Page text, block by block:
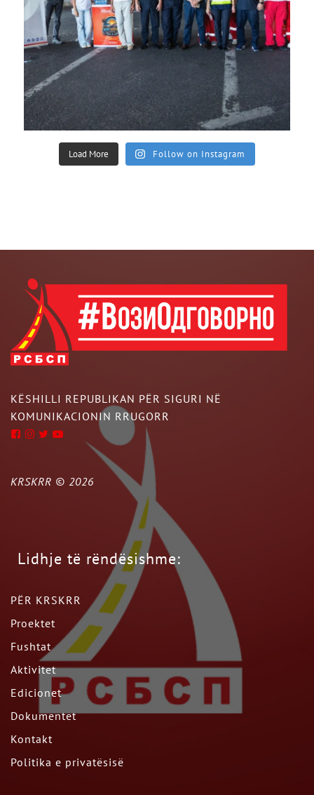
Load More Follow on Instagram
KËSHILLI REPUBLIKAN PËR SIGURI NË
KOMUNIKACIONIN RRUGORR
KRSKRR © 2026
Lidhje të rëndësishme:
PËR KRSKRR
Proektet
Fushtat
Aktivitet
Edicionet
Dokumentet
Kontakt
Politika e privatësisë